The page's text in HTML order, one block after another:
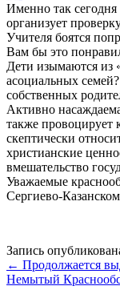
Именно так
организует
Учителя боятся
Вам бы это
Дети изымаются из
асоциальных
собственных
Активно
также
скептически
христианские
вмешательство
Уважаемые
Сергиево-
Запись
← Продолжается
Немытый